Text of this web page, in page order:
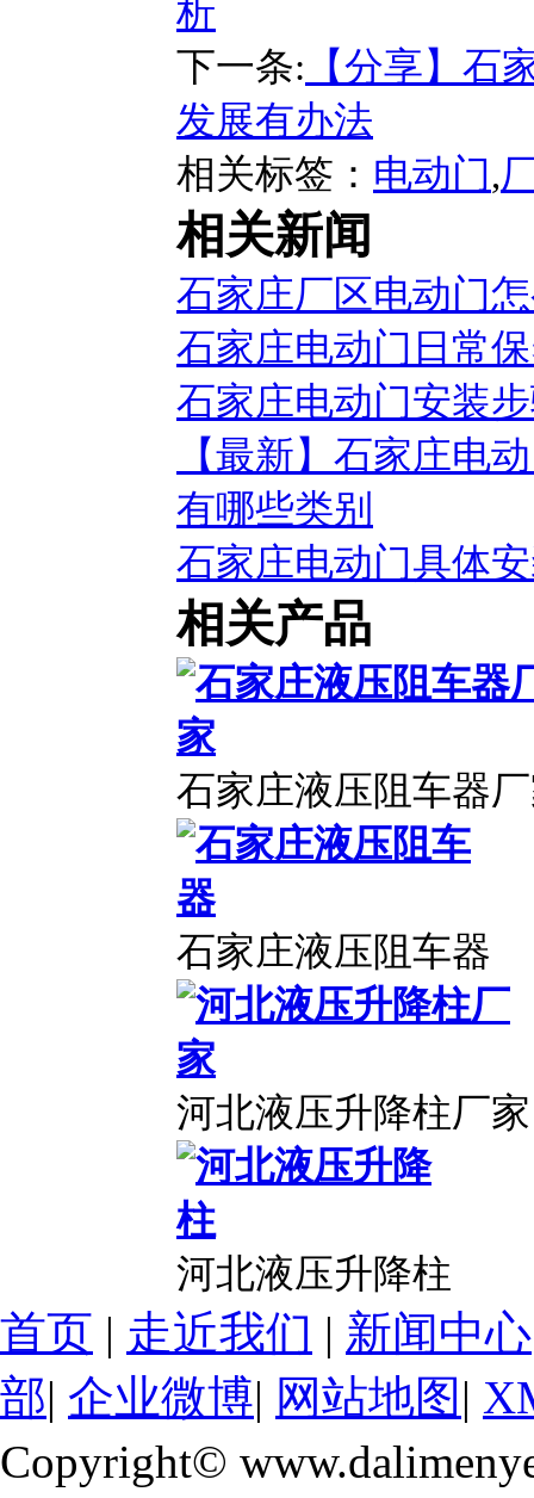
析
下一条: 【分享】石
发展有办法
相关标签： 电动门,
相关新闻
石家庄厂区电动门
石家庄电动门日常
石家庄电动门安装
【最新】石家庄电
有哪些类别
石家庄电动门具体
相关产品
石家庄液压阻车器
石家庄液压阻车器
河北液压升降柱厂家
河北液压升降柱
首页 | 走近我们 | 新闻中心
部| 企业微博| 网站地图 |
Copyright©